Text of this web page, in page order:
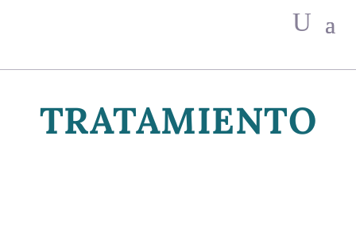
TRATAMIENTO